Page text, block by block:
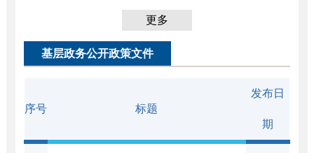
更多
基层政务公开政策文件
序号 标题
发布日
期